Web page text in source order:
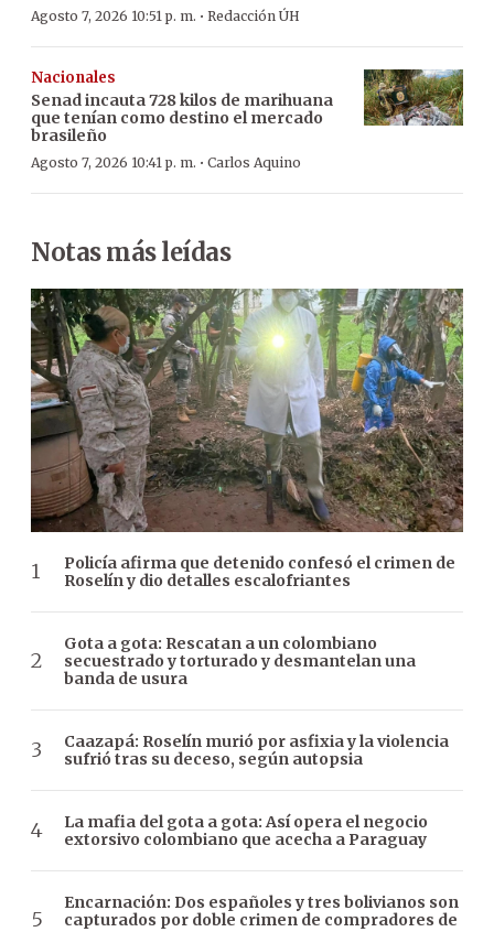
Agosto 7, 2026 10:51 p. m. · Redacción ÚH
Nacionales
Senad incauta 728 kilos de marihuana
que tenían como destino el mercado
brasileño
Agosto 7, 2026 10:41 p. m. · Carlos Aquino
Notas más leídas
Policía afirma que detenido confesó el crimen de
Roselín y dio detalles escalofriantes
Gota a gota: Rescatan a un colombiano
secuestrado y torturado y desmantelan una
banda de usura
Caazapá: Roselín murió por asfixia y la violencia
sufrió tras su deceso, según autopsia
La mafia del gota a gota: Así opera el negocio
extorsivo colombiano que acecha a Paraguay
Encarnación: Dos españoles y tres bolivianos son
capturados por doble crimen de compradores de